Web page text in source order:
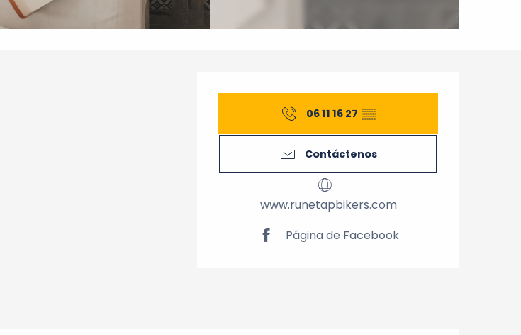
Horarios y datos de
06 11 16 27 ▒▒
Contáctenos
www.runetapbikers.com
Página de Facebook